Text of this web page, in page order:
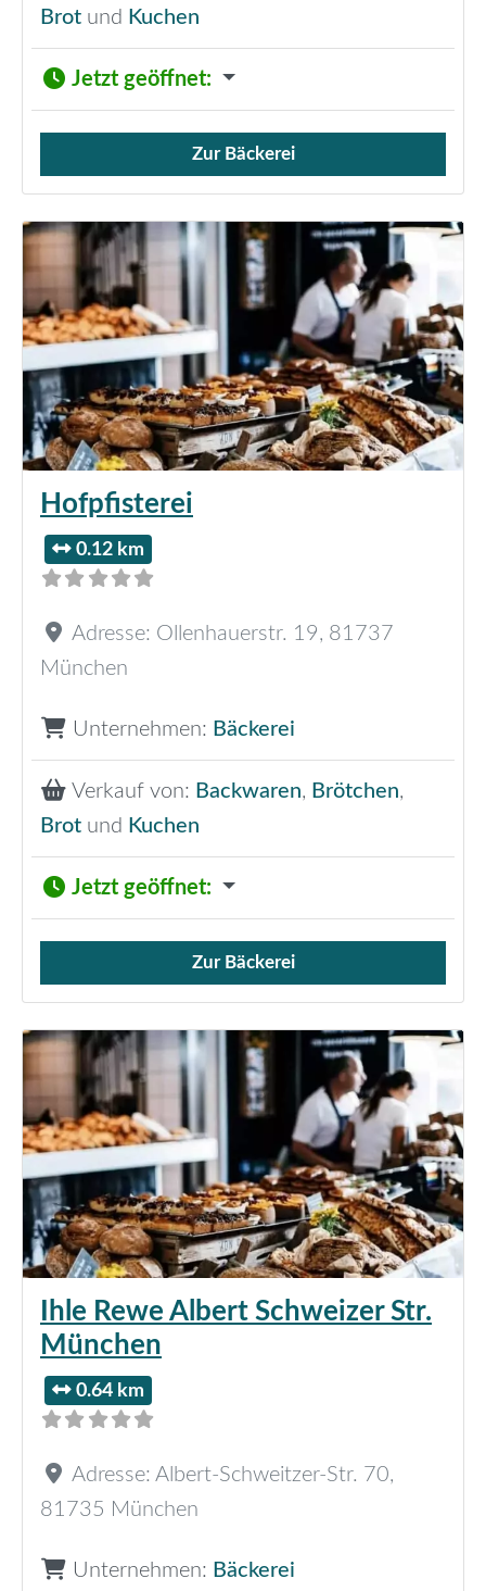
Brot und Kuchen
Jetzt geöffnet:
Verkauf von Brötchen,
Zur Bäckerei
Hofpfisterei
0.12 km
Adresse: Ollenhauerstr. 19, 81737
München
Unternehmen: Bäckerei
Verkauf von: Backwaren, Brötchen,
Brot und Kuchen
Jetzt geöffnet:
Verkauf von Brötchen,
Zur Bäckerei
Ihle Rewe Albert Schweizer Str.
München
0.64 km
Adresse: Albert-Schweitzer-Str. 70,
81735 München
Unternehmen: Bäckerei